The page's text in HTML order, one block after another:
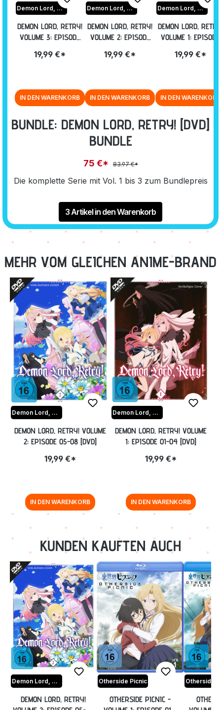
BUNDLE: DEMON LORD, RETRY! [DVD]
BUNDLE
75 €* 83.97 €*
Die komplette Serie mit Vol. 1 bis 3 zum Bundlepreis
3 Artikel in den Warenkorb
Demon Lord, Retry!
DEMON LORD, RETRY!
VOLUME 3: EPISODE
19,99 €*
IN DEN WARENKORB
Demon Lord, Retry!
DEMON LORD, RETRY!
VOLUME 2: EPISODE
19,99 €*
IN DEN WARENKORB
Demon Lord, Retry!
DEMON LORD,
VOLUME 1: EPISODE
19,99 €*
IN DEN WARENKORB
MEHR VOM GLEICHEN ANIME-BRAND
Demon Lord, Retry!
DEMON LORD, RETRY! VOLUME
2: EPISODE 05-08 [DVD]
19,99 €*
IN DEN WARENKORB
Demon Lord, Retry!
DEMON LORD, RETRY! VOLUME
1: EPISODE 01-04 [DVD]
19,99 €*
IN DEN WARENKORB
Zurück zur Vor-/Zurück-Navigation
KUNDEN KAUFTEN AUCH
Demon Lord, Retry!
DEMON LORD, RETRY!
Otherside Picnic
OTHERSIDE PICNIC -
Otherside